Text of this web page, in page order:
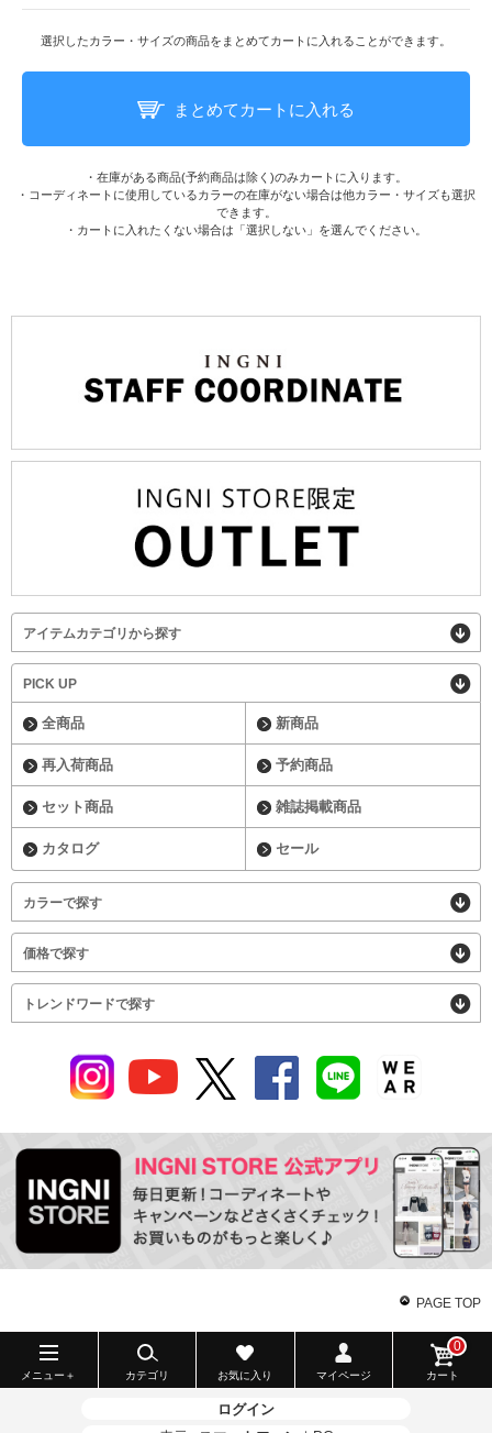
選択したカラー・サイズの商品をまとめてカートに入れることができます。
まとめてカートに入れる
・在庫がある商品(予約商品は除く)のみカートに入ります。
・コーディネートに使用しているカラーの在庫がない場合は他カラー・サイズも選択
できます。
・カートに入れたくない場合は「選択しない」を選んでください。
アイテムカテゴリから探す
PICK UP
全商品 新商品
再入荷商品 予約商品
セット商品 雑誌掲載商品
カタログ セール
カラーで探す
価格で探す
トレンドワードで探す
PAGE TOP
メニュー＋ カテゴリ お気に入り マイページ カート
0
ログイン